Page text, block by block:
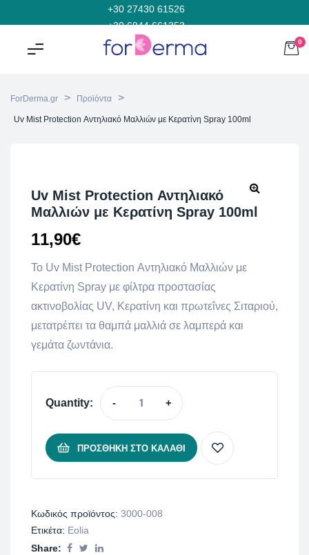
+30 27430 61526
+30 6944 661353
0
ForDerma.gr > Προϊόντα >
Uv Mist Protection Αντηλιακό Μαλλιών με Κερατίνη Spray 100ml
Uv Mist Protection Αντηλιακό
Μαλλιών με Κερατίνη Spray 100ml
11,90€
Το Uv Mist Protection Αντηλιακό Μαλλιών με
Κερατίνη Spray με φίλτρα προστασίας
ακτινοβολίας UV, Κερατίνη και πρωτεΐνες Σιταριού,
μετατρέπει τα θαμπά μαλλιά σε λαμπερά και
γεμάτα ζωντάνια.
Quantity: - +
ΠΡΟΣΘΉΚΗ ΣΤΟ ΚΑΛΆΘΙ
Κωδικός προϊόντος: 3000-008
Ετικέτα: Eolia
Share: